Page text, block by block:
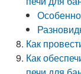
Как
Как